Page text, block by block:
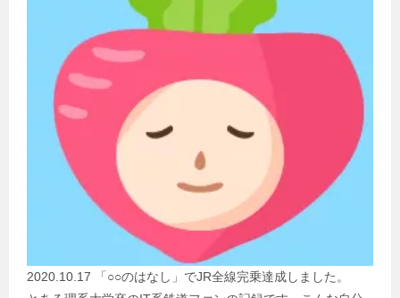
2020.10.17 「○○のはなし」でJR全線完乗達成しました。